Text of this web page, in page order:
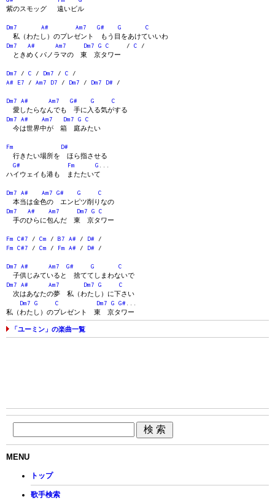
紫のスモッグ 遠いビル
Dm7 A# Am7 G# G
C
私（わたし）のプレゼント もう目をあけていいわ
Dm7
A# Am7 Dm7 G C / C /
ときめくパノラマの 東 京タワー
Dm7 / C / Dm7 / C /
A#
E7 / Am7 D7 / Dm7 / Dm7 D# /
Dm7 A# Am7 G# G
C
愛したらなんでも 手に入る気がする
Dm7
A# Am7 Dm7 G
C
今は世界中が 箱 庭みたい
Fm
D#
行きたい場所を ほら指させる
G#
Fm G
ハイウェイも港も またたいて
Dm7 A# Am7 G# G
C
本当は金色の エンピツ削りなの
Dm7
A# Am7 Dm7 G
C
手のひらに包んだ 東 京タワー
Fm C#7 / Cm / B7 A# / D# /
Fm
C#7 / Cm / Fm A# / D# /
Dm7 A# Am7 G# G
C
子供じみていると 捨ててしまわないで
Dm7
A# Am7 Dm7 G
C
次はあなたの夢 私（わたし）に下さい
Dm7
G C Dm7 G G#
私（わたし）のプレゼント 東 京タワー
「ユーミン」の楽曲一覧
MENU
トップ
歌手検索